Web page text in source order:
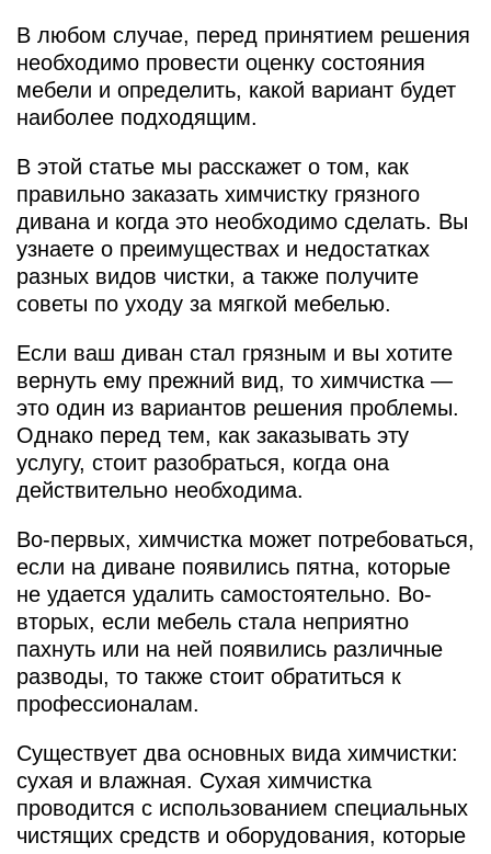
В любом случае, перед принятием решения
необходимо провести оценку состояния
мебели и определить, какой вариант будет
наиболее подходящим.
В этой статье мы расскажет о том, как
правильно заказать химчистку грязного
дивана и когда это необходимо сделать. Вы
узнаете о преимуществах и недостатках
разных видов чистки, а также получите
советы по уходу за мягкой мебелью.
Если ваш диван стал грязным и вы хотите
вернуть ему прежний вид, то химчистка —
это один из вариантов решения проблемы.
Однако перед тем, как заказывать эту
услугу, стоит разобраться, когда она
действительно необходима.
Во-первых, химчистка может потребоваться,
если на диване появились пятна, которые
не удается удалить самостоятельно. Во-
вторых, если мебель стала неприятно
пахнуть или на ней появились различные
разводы, то также стоит обратиться к
профессионалам.
Существует два основных вида химчистки:
сухая и влажная. Сухая химчистка
проводится с использованием специальных
чистящих средств и оборудования, которые